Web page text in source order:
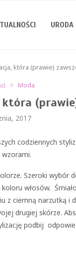
URODA
która (prawie)
Moda
2017
codziennych
wzorami.
Szeroki wybór
włosów.
z ciemną narzutką
drugiej skórze.
podbij